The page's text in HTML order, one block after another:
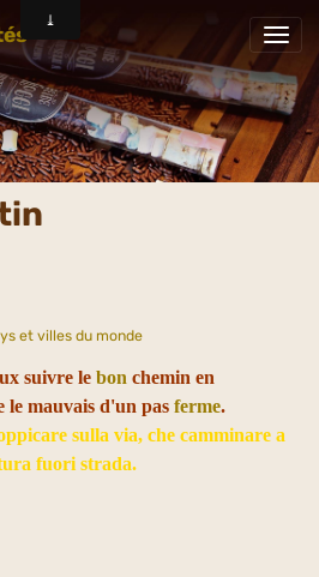
et villes du monde
suivre le bon chemin en
le mauvais d'un pas ferme.
sulla via, che camminare a
fuori strada.